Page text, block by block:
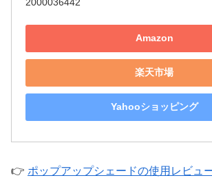
Amazon
楽天市場
Yahooショッピング
👉 ポップアップシェードの使用レビュ